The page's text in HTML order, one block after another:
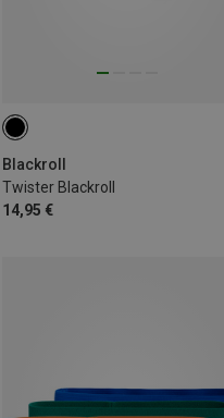
Blackroll
Twister Blackroll
14,95 €